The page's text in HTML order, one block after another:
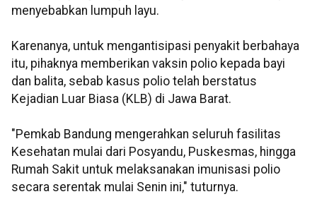
menyebabkan lumpuh layu.
Karenanya, untuk mengantisipasi penyakit berbahaya
itu, pihaknya memberikan vaksin polio kepada bayi
dan balita, sebab kasus polio telah berstatus
Kejadian Luar Biasa (KLB) di Jawa Barat.
"Pemkab Bandung mengerahkan seluruh fasilitas
Kesehatan mulai dari Posyandu, Puskesmas, hingga
Rumah Sakit untuk melaksanakan imunisasi polio
secara serentak mulai Senin ini," tuturnya.